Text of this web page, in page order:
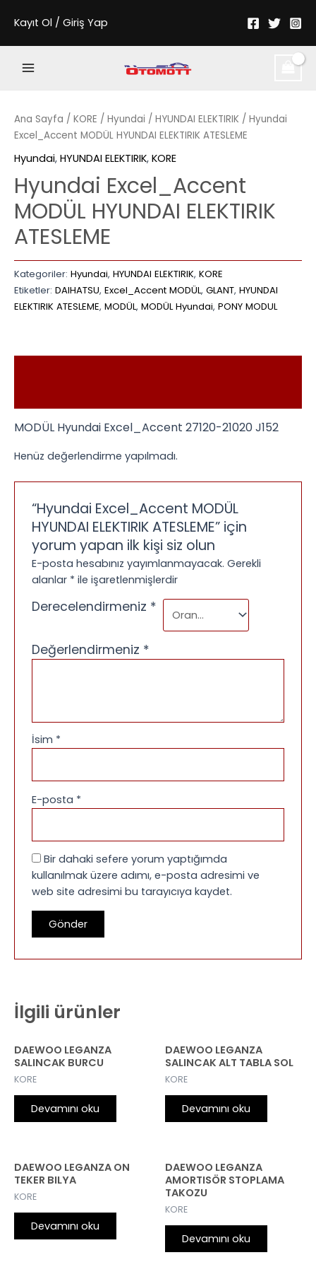
atlaKayıt Ol / Giriş Yap
Ana Sayfa / KORE / Hyundai / HYUNDAI ELEKTIRIK / Hyundai
Excel_Accent MODÜL HYUNDAI ELEKTIRIK ATESLEME
Hyundai, HYUNDAI ELEKTIRIK, KORE
Hyundai Excel_Accent
MODÜL HYUNDAI ELEKTIRIK
ATESLEME
Kategoriler: Hyundai, HYUNDAI ELEKTIRIK, KORE
Etiketler: DAIHATSU, Excel_Accent MODÜL, GLANT, HYUNDAI
ELEKTIRIK ATESLEME, MODÜL, MODÜL Hyundai, PONY MODUL
MODÜL Hyundai Excel_Accent 27120-21020 J152
Henüz değerlendirme yapılmadı.
“Hyundai Excel_Accent MODÜL
HYUNDAI ELEKTIRIK ATESLEME” için
yorum yapan ilk kişi siz olun
E-posta hesabınız yayımlanmayacak. Gerekli
alanlar * ile işaretlenmişlerdir
Derecelendirmeniz *
Değerlendirmeniz *
İsim *
E-posta *
Bir dahaki sefere yorum yaptığımda
kullanılmak üzere adımı, e-posta adresimi ve
web site adresimi bu tarayıcıya kaydet.
İlgili ürünler
DAEWOO LEGANZA
SALINCAK BURCU
KORE
Devamını oku
DAEWOO LEGANZA
SALINCAK ALT TABLA SOL
KORE
Devamını oku
DAEWOO LEGANZA ON
TEKER BILYA
KORE
Devamını oku
DAEWOO LEGANZA
AMORTISÖR STOPLAMA
TAKOZU
KORE
Devamını oku